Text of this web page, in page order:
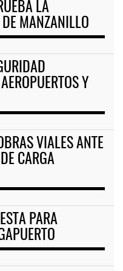
LA
DE MANZANILLO
Y
VIALES ANTE
CARGA
PARA